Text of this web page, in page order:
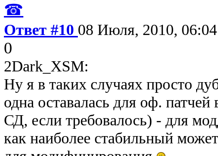
☎
Ответ #10 08 Июля, 2010, 06:04
0
2Dark_XSM:
Ну я в таких случаях просто
одна оставалась для оф.
СД, если требовалось) - для
как наиболее стабильный